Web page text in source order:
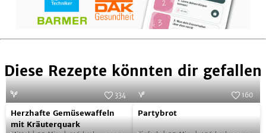
Diese Rezepte könnten dir gefallen
Herzhafte
Gemüsewaffeln
SevenCooks
334
Herzhafte Gemüsewaffeln
mit Kräuterquark
Partybrot
160
Partybrot